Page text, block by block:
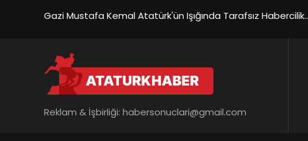
Gazi Mustafa Kemal Atatürk'ün Işığında Tarafsız Habercilik..
Reklam & İşbirliği: habersonuclari@gmail.com